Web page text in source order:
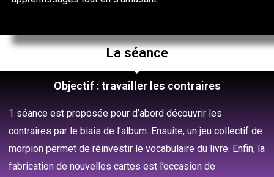
La séance
Objectif : travailler les contraires
1 séance est proposée pour d’abord découvrir les
contraires par le biais de l’album. Ensuite, un jeu collectif de
morpion permet de réinvestir le vocabulaire du livre. Enfin, la
fabrication de nouvelles cartes est l’occasion de